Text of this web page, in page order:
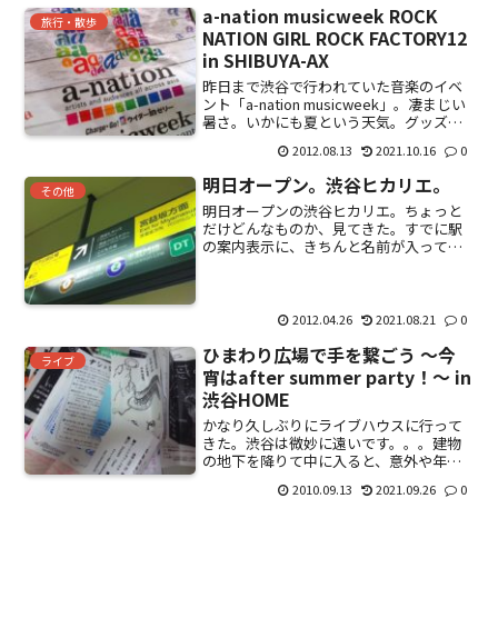
旅行・散歩
a-nation musicweek ROCK
NATION GIRL ROCK FACTORY12
in SHIBUYA-AX
昨日まで渋谷で行われていた音楽のイベ
ント「a-nation musicweek」。凄まじい
暑さ。いかにも夏という天気。グッズ販
どさまざま。代々木体育館周辺。外のイ
ベントは無料。中のライブは有料。今回
は「R...
2012.08.13 2021.10.16 0
その他 明日オープン。渋谷ヒカリエ。
明日オープンの渋谷ヒカリエ。ちょっと
だけどんなものか、見てきた。すでに駅
の案内表示に、きちんと名前が入って
る。レストランが充実。キャ...
2012.04.26 2021.08.21 0
ライブ
ひまわり広場で手を繋ごう ～今
宵はafter summer party！～ in
渋谷HOME
かなり久しぶりにライブハウスに行って
きた。渋谷は微妙に遠いです。。。建物
の地下を降りて中に入ると、意外や年齢
美。う～ん。もうちょい要努力。しゃべ
2010.09.13 2021.09.26 0